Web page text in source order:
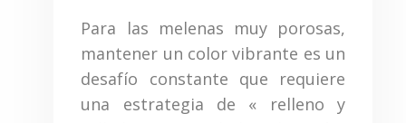
Para las melenas muy porosas,
mantener un color vibrante es un
desafío constante que requiere
una estrategia de « relleno y